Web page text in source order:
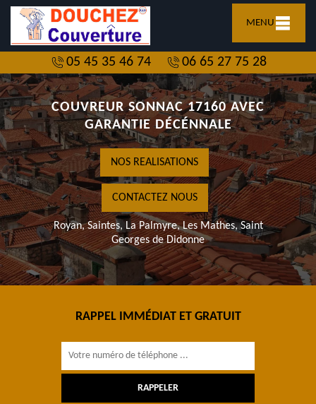
MENU
05 45 35 46 74 06 65 27 75 28
COUVREUR SONNAC 17160 AVEC
GARANTIE DÉCÉNNALE
NOS REALISATIONS
CONTACTEZ NOUS
Royan, Saintes, La Palmyre, Les Mathes, Saint
Georges de Didonne
RAPPEL IMMÉDIAT ET GRATUIT